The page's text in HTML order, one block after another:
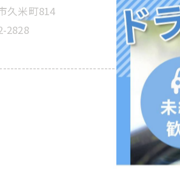
久米町814
2828